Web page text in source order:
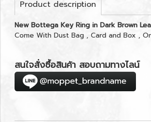
Product description
New Bottega Key Ring in Dark Brown
Come With Dust Bag , Card and Box ,
สนใจสั่งซื้อสินค้า สอบถามทางไลน์